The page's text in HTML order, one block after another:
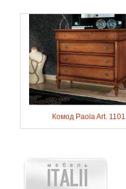
Комод Paola Art. 1101